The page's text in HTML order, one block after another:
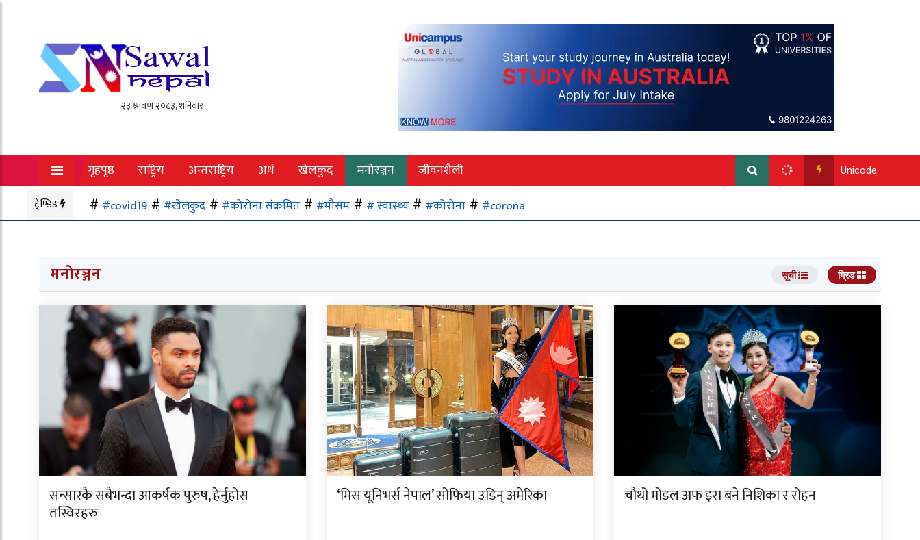
गृहपृष्ठ राष्ट्रिय अन्तराष्ट्रिय अर्थ खेलकुद मनोरञ्जन जीवनशैली Unicode
ट्रेण्डिङ #covid19 #खेलकुद #कोरोना संक्रमित #मौसम # स्वास्थ्य #कोरोना #corona
मनोरञ्जन सूची ग्रिड
सन्सारकै सबैभन्दा आकर्षक पुरुष, हेर्नुहोस
तस्विरहरु
‘मिस यूनिभर्स नेपाल’ सोफिया उडिन् अमेरिका चौथो मोडल अफ इरा बने निशिका र रोहन